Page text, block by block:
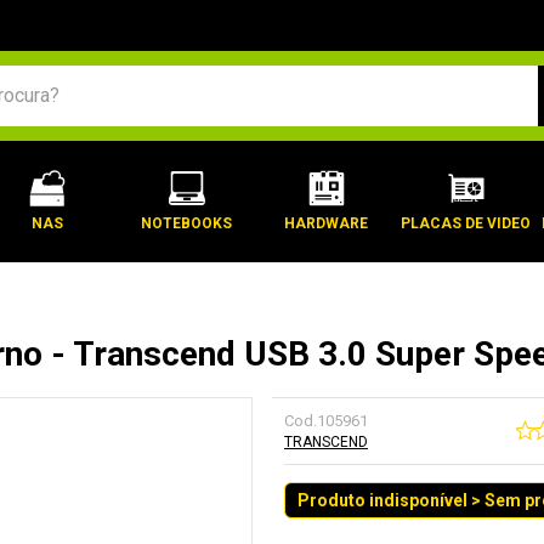
NAS NOTEBOOKS HARDWARE PLACAS DE VIDEO
- Transcend USB 3.0 Super
Cod.105961
TRANSCEND
Produto indisponível > Sem